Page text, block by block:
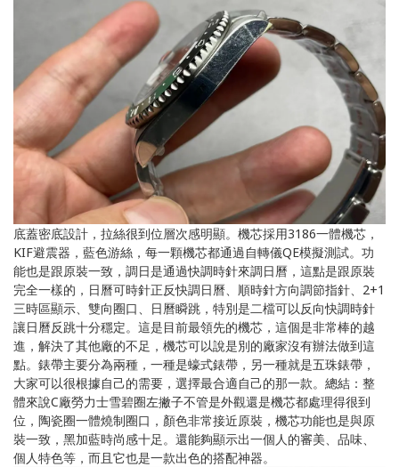
底蓋密底設計，拉絲很到位層次感明顯。機芯採用3186一體機芯，
KIF避震器，藍色游絲，每一顆機芯都通過自轉儀QE模擬測試。功
能也是跟原裝一致，調日是通過快調時針來調日曆，這點是跟原裝
完全一樣的，日曆可時針正反快調日曆、順時針方向調節指針、2+1
三時區顯示、雙向圈口、日曆瞬跳，特別是二檔可以反向快調時針
讓日曆反跳十分穩定。這是目前最領先的機芯，這個是非常棒的越
進，解決了其他廠的不足，機芯可以說是別的廠家沒有辦法做到這
點。錶帶主要分為兩種，一種是蠔式錶帶，另一種就是五珠錶帶，
大家可以很根據自己的需要，選擇最合適自己的那一款。總結：整
體來說C廠勞力士雪碧圈左撇子不管是外觀還是機芯都處理得很到
位，陶瓷圈一體燒制圈口，顏色非常接近原裝，機芯功能也是與原
裝一致，黑加藍時尚感十足。還能夠顯示出一個人的審美、品味、
個人特色等，而且它也是一款出色的搭配神器。